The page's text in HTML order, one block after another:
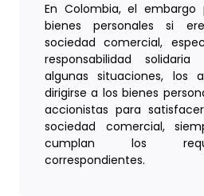
En Colombia, el
bienes personales si
sociedad comercial,
responsabilidad
algunas situaciones, los
dirigirse a los bienes
accionistas para
sociedad comercial,
cumplan los
correspondientes.